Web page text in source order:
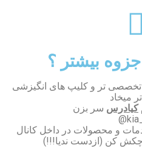
بیشتر ؟
تر و کلیپ های انگیزشی
میخاد
کیادرس سر بزن
و محصولات در داخل کانال
چکش کن (ازدست ندیا!!!)